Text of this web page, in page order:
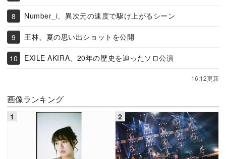
Number_i、異次元の速度で駆け上がるシーン
王林、夏の思い出ショットを公開
EXILE AKIRA、20年の歴史を辿ったソロ公演
16:12更新
画像ランキング